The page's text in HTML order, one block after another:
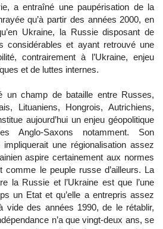
a entraîné une paupérisation de la
qu’à partir des années 2000, en
Ukraine, la Russie disposant de
considérables et ayant retrouvé une
contrairement à l’Ukraine, enjeu
et de luttes internes.
un champ de bataille entre Russes,
Lituaniens, Hongrois, Autrichiens,
aujourd’hui un enjeu géopolitique
Saxons notamment. Son
impliquerait une régionalisation assez
aspire certainement aux normes
comme le peuple russe d’ailleurs. La
la Russie et l’Ukraine est que l’une
un Etat et qu’elle a entrepris assez
vide des années 1990, de le rétablir,
n’a que vingt-deux ans, se